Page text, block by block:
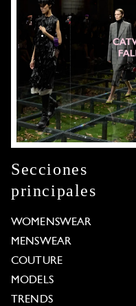
Secciones
principales
WOMENSWEAR
MENSWEAR
COUTURE
MODELS
TRENDS